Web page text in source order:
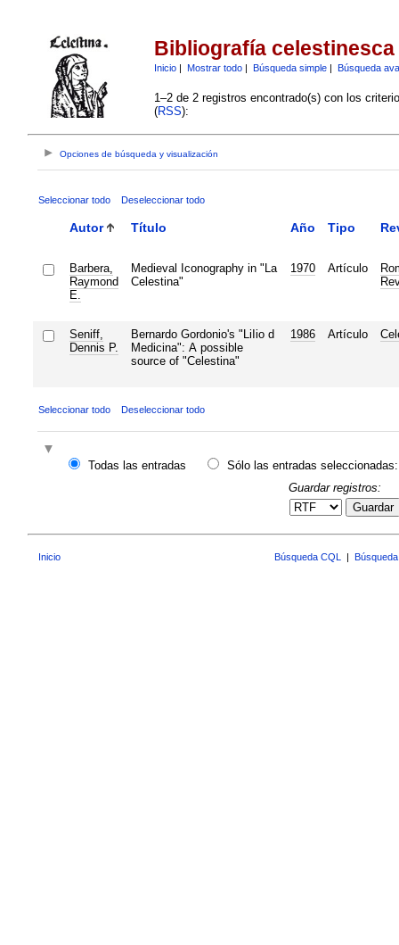
Bibliografía celestinesca
Inicio| Mostrar todo| Búsqueda simple| Búsqueda
1–2 de 2 registros encontrado(s) con los
(RSS):
Opciones de búsqueda y visualización
Seleccionar todo Deseleccionar todo
Autor Título Año Tipo
Barbera,
Raymond
E.
Medieval Iconography in "La
Celestina"
1970 Artículo
Seniff,
Dennis P.
Bernardo Gordonio's "LiIio d
Medicina": A possible
source of "Celestina"
1986 Artículo
Seleccionar todo Deseleccionar todo
Todas las entradas
Sólo las entradas seleccionadas:
Guardar registros:
Guardar
Inicio Búsqueda CQL